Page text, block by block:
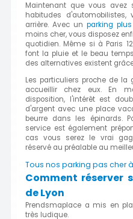
Maintenant que vous
habitudes
arrière. Avec un parking
moins cher, vous disposez
quotidien. Même si à Paris
font la pluie et le beau
des alternatives existent
Les particuliers proche de la
accueillir chez eux. En
disposition, l'intérêt est
d'argent avec une place
beurre dans les épinards.
service est également
cas vous serez le vrai
réservé au préalable au
Tous nos parking pas cher à
Comment réserver
de Lyon
Prendsmaplace a mis en
très ludique.